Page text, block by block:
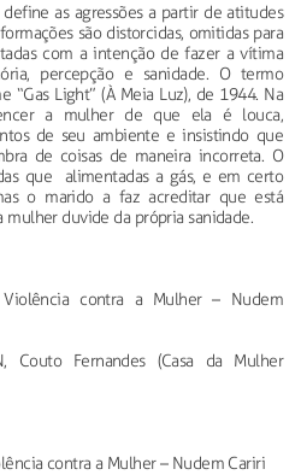
as agressões a partir de atitudes
são distorcidas, omitidas para
com a intenção de fazer a vítima
percepção e sanidade. O termo
Light” (À Meia Luz), de 1944. Na
a mulher de que ela é louca,
de seu ambiente e insistindo que
de coisas de maneira incorreta. O
que alimentadas a gás, e em certo
o marido a faz acreditar que está
duvide da própria sanidade.
contra a Mulher – Nudem
Couto Fernandes (Casa da Mulher
contra a Mulher – Nudem Cariri